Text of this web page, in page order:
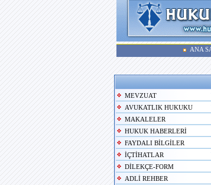
ANA
MEVZUAT
AVUKATLIK HUKUKU
MAKALELER
HUKUK HABERLERİ
FAYDALI BİLGİLER
İÇTİHATLAR
DİLEKÇE-FORM
ADLİ REHBER